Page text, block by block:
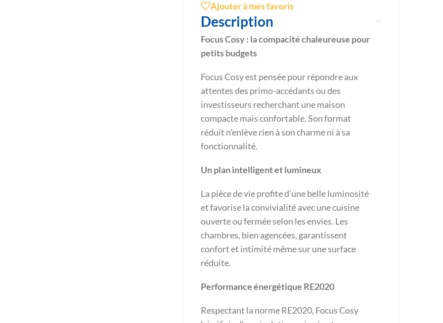
Ajouter à mes favoris
Description
Focus Cosy : la compacité chaleureuse pour
petits budgets
Focus Cosy est pensée pour répondre aux
attentes des primo-accédants ou des
investisseurs recherchant une maison
compacte mais confortable. Son format
réduit n’enlève rien à son charme ni à sa
fonctionnalité.
Un plan intelligent et lumineux
La pièce de vie profite d’une belle luminosité
et favorise la convivialité avec une cuisine
ouverte ou fermée selon les envies. Les
chambres, bien agencées, garantissent
confort et intimité même sur une surface
réduite.
Performance énergétique RE2020
Respectant la norme RE2020, Focus Cosy